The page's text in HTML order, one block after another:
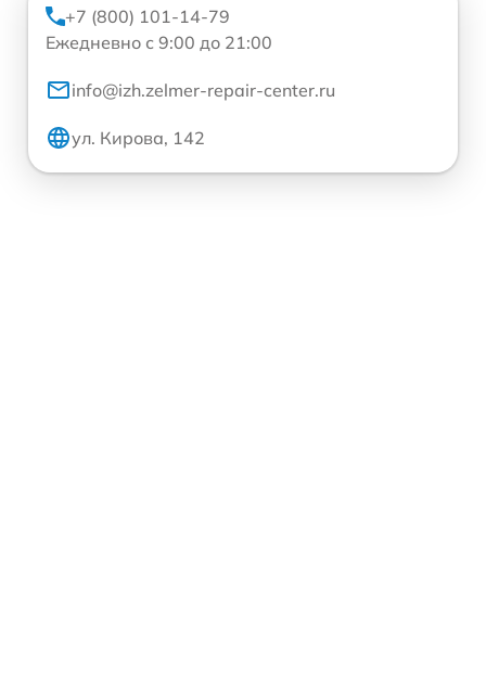
+7 (800) 101-14-79
Ежедневно с 9:00 до 21:00
info@izh.zelmer-repair-center.ru
ул. Кирова, 142